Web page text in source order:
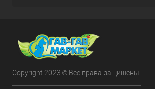
Copyright 2023 © Все права защищены.